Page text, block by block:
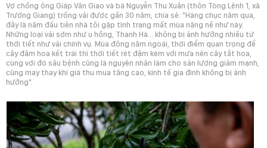
Vợ chồng ông Giáp Văn Giao và bà Nguyễn Thu Xuân (thôn Tòng Lệnh 1, xã
Trường Giang) trồng vải được gần 30 năm, chia sẻ: "Hàng chục năm qua,
đây là năm đầu tiên nhà tôi gặp tình trạng mất mùa nặng nề như này.
Những loại vải sớm như u hồng, Thanh Hà... không bị ảnh hưởng nhiều từ
thời tiết như vải chính vụ. Mùa đông năm ngoái, thời điểm quan trọng để
cây đâm hoa kết trái thì thời tiết rét đậm kèm với mưa nên cây tắt hoa,
cùng với đó sâu bệnh cũng là nguyên nhân làm cho sản lượng giảm mạnh,
cũng may thay khi giá thu mua tăng cao, kinh tế gia đình không bị ảnh
hưởng".